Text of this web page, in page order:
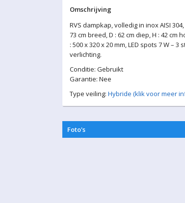
Omschrijving
RVS dampkap, volledig in inox AISI
73 cm breed, D : 62 cm diep, H : 42
: 500 x 320 x 20 mm, LED spots 7 W –
verlichting.
Conditie: Gebruikt
Garantie: Nee
Type veiling: Hybride (klik voor meer
Foto's